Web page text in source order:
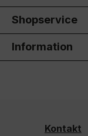
Shopservice
Information
Kontakt